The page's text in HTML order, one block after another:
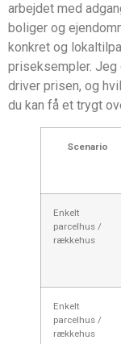
arbejdet med
boliger og
konkret og
priseksempler. Jeg
driver prisen, og
du kan få et trygt
Scenario
Enkelt
parcelhus /
rækkehus
Enkelt
parcelhus /
rækkehus